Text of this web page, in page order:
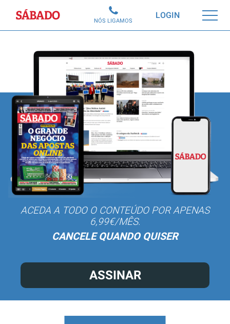
Sábado LOGIN
NÓS LIGAMOS
ACEDA A TODO O CONTEÚDO POR APENAS
6,99€/MÊS.
CANCELE QUANDO QUISER
ASSINAR